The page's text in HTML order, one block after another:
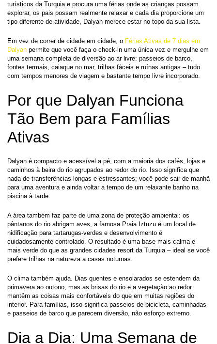
turísticos da Turquia e procura uma férias onde as crianças possam
explorar, os pais possam realmente relaxar e cada dia proporcione um
tipo diferente de atividade, Dalyan merece estar no topo da sua lista.
Em vez de correr de cidade em cidade, o Férias Ativas de 7 dias em
Dalyan permite que você faça o check-in uma única vez e mergulhe em
uma semana completa de diversão ao ar livre: passeios de barco,
fontes termais, caiaque no mar, trilhas fáceis e ruínas antigas – tudo
com tempos menores de viagem e bastante tempo livre incorporado.
Por que Dalyan Funciona
Tão Bem para Famílias
Ativas
Dalyan é compacto e acessível a pé, com a maioria dos cafés, lojas e
caminhos à beira do rio agrupados ao redor do rio. Isso significa que
nada de transferências longas e estressantes; você pode sair de manhã
para uma aventura e ainda voltar a tempo de um relaxante banho na
piscina à tarde.
A área também faz parte de uma zona de proteção ambiental: os
pântanos do rio abrigam aves, a famosa Praia Iztuzu é um local de
nidificação para tartarugas-verdes e desenvolvimento é
cuidadosamente controlado. O resultado é uma base mais calma e
mais verde do que as grandes cidades resort da Turquia – ideal se você
prefere trilhas na natureza a casas noturnas.
O clima também ajuda. Dias quentes e ensolarados se estendem da
primavera ao outono, mas as brisas do rio e a vegetação ao redor
mantêm as coisas mais confortáveis do que em muitas regiões do
interior. Para famílias, isso significa passeios de bicicleta, caminhadas
e passeios de barco que parecem diversão, não esforço extremo.
Dia a Dia: Uma Semana de